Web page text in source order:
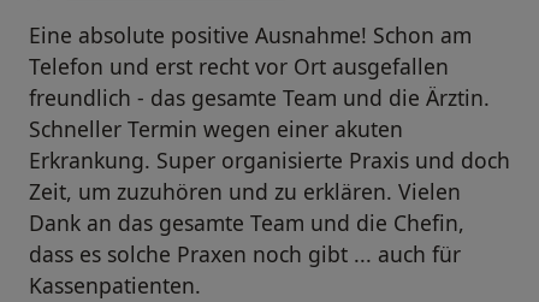
Eine absolute positive Ausnahme! Schon am
Telefon und erst recht vor Ort ausgefallen
freundlich - das gesamte Team und die Ärztin.
Schneller Termin wegen einer akuten
Erkrankung. Super organisierte Praxis und doch
Zeit, um zuzuhören und zu erklären. Vielen
Dank an das gesamte Team und die Chefin,
dass es solche Praxen noch gibt ... auch für
Kassenpatienten.